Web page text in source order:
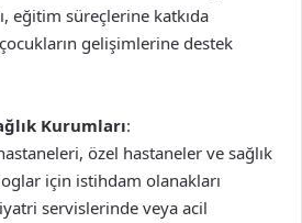
eğitim süreçlerine katkıda
gelişimlerine destek
Kurumları:
özel hastaneler ve sağlık
için istihdam olanakları
servislerinde veya acil